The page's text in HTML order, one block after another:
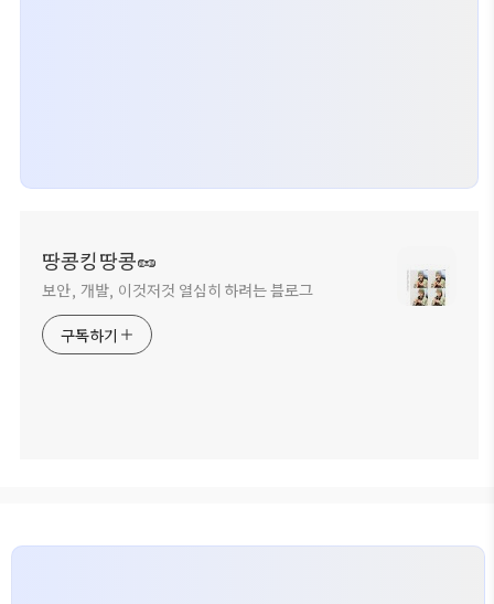
땅콩킹땅콩🥜
보안, 개발, 이것저것 열심히 하려는 블로그
구독하기